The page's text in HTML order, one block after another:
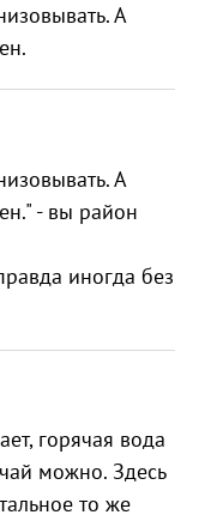
А
А
- вы район
иногда без
горячая вода
можно. Здесь
то же